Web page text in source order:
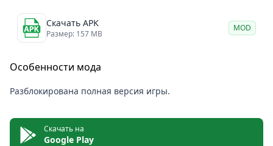
своему оригиналу, но предлагает улучшения,
делающие его более доступным и атмосферным на
Скачать APK
Размер: 157 MB
MOD
Особенности мода
Разблокирована полная версия игры.
Скачать на
Google Play